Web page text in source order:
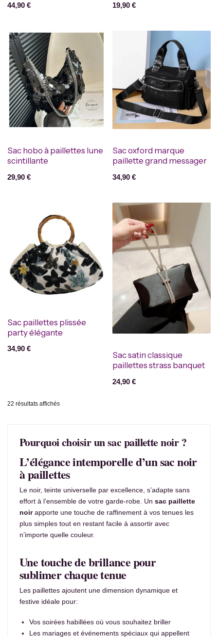
44,90 € 19,90 €
Sac hobo à paillettes lune
scintillante
29,90 €
Sac oxford marque
paillette grand messager
34,90 €
Sac paillettes plissée
party élégante
34,90 €
Sac satin classique
paillettes strass banquet
24,90 €
22 résultats affichés
Pourquoi choisir un sac paillette noir ?
L’élégance intemporelle d’un sac noir
à paillettes
Le noir, teinte universelle par excellence, s’adapte sans
effort à l’ensemble de votre garde-robe. Un sac paillette
noirapporte une touche de raffinement à vos tenues les
plus simples tout en restant facile à assortir avec
n’importe quelle couleur.
Une touche de brillance pour
sublimer chaque tenue
Les paillettes ajoutent une dimension dynamique et
festive idéale pour:
Vos soirées habillées où vous souhaitez briller
Les mariages et événements spéciaux qui appellent